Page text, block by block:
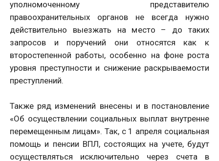
уполномоченному представителю
правоохранительных органов не всегда нужно
действительно выезжать на место – до таких
запросов и поручений они относятся как к
второстепенной работы, особенно на фоне роста
уровня преступности и снижение раскрываемости
преступлений.
Также ряд изменений внесены и в постановление
«Об осуществлении социальных выплат внутренне
перемещенным лицам». Так, с 1 апреля социальная
помощь и пенсии ВПЛ, состоящих на учете, будут
осуществляться исключительно через счета в